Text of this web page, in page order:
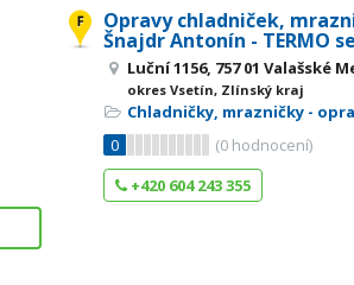
Opravy chladniček,
Šnajdr Antonín - TERMO
Luční 1156, 757 01 Valašské
okres Vsetín, Zlínský kraj
Chladničky, mrazničky -
0
(0 hodnocení)
+420 604 243 355